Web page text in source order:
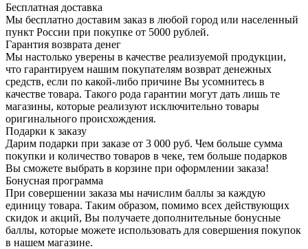
Бесплатная доставка
Мы бесплатно доставим заказ в любой город или населенный
пункт России при покупке от 5000 рублей.
Гарантия возврата денег
Мы настолько уверены в качестве реализуемой продукции,
что гарантируем нашим покупателям возврат денежных
средств, если по какой-либо причине Вы усомнитесь в
качестве товара. Такого рода гарантии могут дать лишь те
магазины, которые реализуют исключительно товары
оригинального происхождения.
Подарки к заказу
Дарим подарки при заказе от 3 000 руб. Чем больше сумма
покупки и количество товаров в чеке, тем больше подарков
Вы сможете выбрать в корзине при оформлении заказа!
Бонусная программа
При совершении заказа мы начислим баллы за каждую
единицу товара. Таким образом, помимо всех действующих
скидок и акций, Вы получаете дополнительные бонусные
баллы, которые можете использовать для совершения покупок
в нашем магазине.